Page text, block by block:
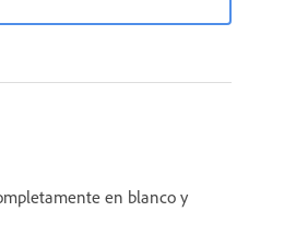
en blanco y